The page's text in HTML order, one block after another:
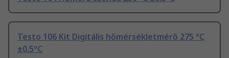
Testo 106 Kit Digitális hőmérsékletmérő 275 °C
±0.5°C